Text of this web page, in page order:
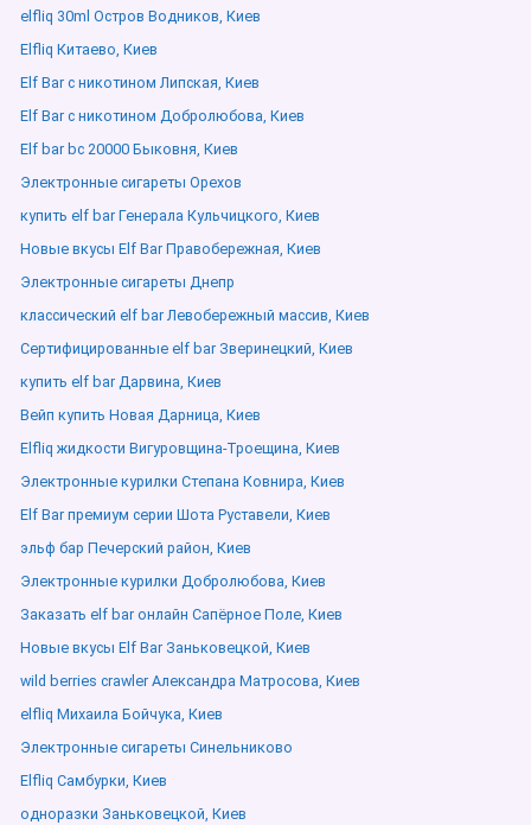
elfliq 30ml Остров Водников, Киев
Elfliq Китаево, Киев
Elf Bar с никотином Липская, Киев
Elf Bar с никотином Добролюбова, Киев
Elf bar bc 20000 Быковня, Киев
Электронные сигареты Орехов
купить elf bar Генерала Кульчицкого, Киев
Новые вкусы Elf Bar Правобережная, Киев
Электронные сигареты Днепр
классический elf bar Левобережный массив, Киев
Сертифицированные elf bar Зверинецкий, Киев
купить elf bar Дарвина, Киев
Вейп купить Новая Дарница, Киев
Elfliq жидкости Вигуровщина-Троещина, Киев
Электронные курилки Степана Ковнира, Киев
Elf Bar премиум серии Шота Руставели, Киев
эльф бар Печерский район, Киев
Электронные курилки Добролюбова, Киев
Заказать elf bar онлайн Сапёрное Поле, Киев
Новые вкусы Elf Bar Заньковецкой, Киев
wild berries crawler Александра Матросова, Киев
elfliq Михаила Бойчука, Киев
Электронные сигареты Синельниково
Elfliq Самбурки, Киев
одноразки Заньковецкой, Киев